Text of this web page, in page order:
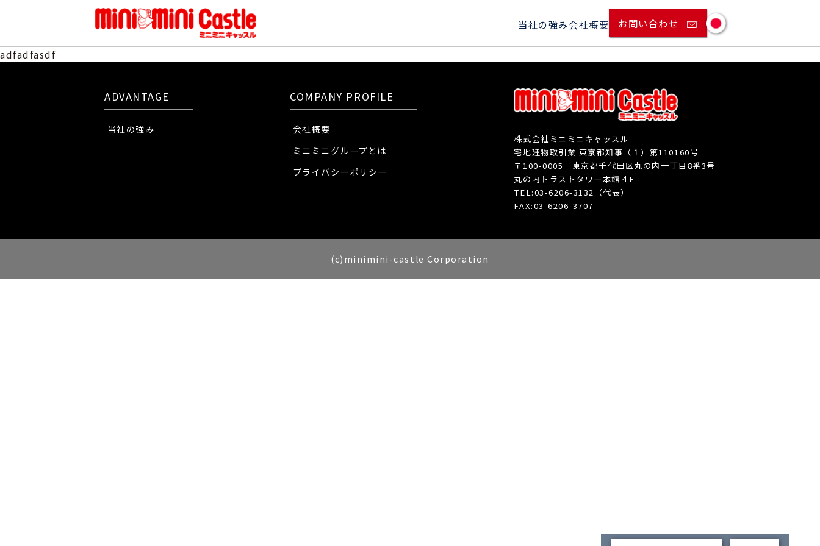
当社の強み会社概要 お問い合わせ
adfadfasdf
ADVANTAGE
当社の強み
COMPANY PROFILE
会社概要
ミニミニグループとは
プライバシーポリシー
株式会社ミニミニキャッスル
宅地建物取引業 東京都知事（１）第110160号
〒100-0005 東京都千代田区丸の内一丁目8番3号
丸の内トラストタワー本館４F
TEL:03-6206-3132（代表）
FAX:03-6206-3707
(c)minimini-castle Corporation